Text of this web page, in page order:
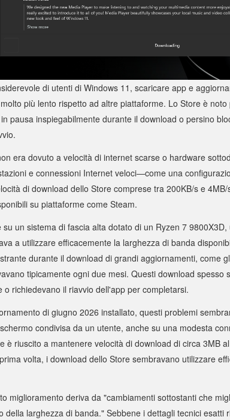
di utenti di Windows 11, scaricare app e
più lento rispetto ad altre piattaforme. Lo Store è
pausa inspiegabilmente durante il download o persino
era dovuto a velocità di internet scarse o hardware
e connessioni Internet veloci—come una
di download dello Store comprese tra 200KB/s e
su piattaforme come Steam.
un sistema di fascia alta dotato di un Ryzen 7
a utilizzare efficacemente la larghezza di banda
durante il download di grandi aggiornamenti, come
tipicamente ogni due mesi. Questi download spesso
o richiedevano il riavvio dell'app per completarsi.
di giugno 2026 installato, questi problemi
condivisa da un utente, anche su una modesta
è riuscito a mantenere velocità di download di circa 3MB
volta, i download dello Store sembravano utilizzare
miglioramento deriva da "cambiamenti sottostanti che
della larghezza di banda." Sebbene i dettagli tecnici esatti